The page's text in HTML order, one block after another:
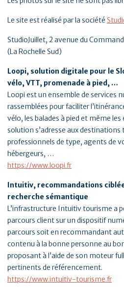
Le site est réalisé par la société
StudioJuillet, 2 avenue du
(La Rochelle Sud)
Loopi, solution digitale pour le
vélo, VTT, promenade à pied, …
Loopi est un ensemble de services
rassemblées pour faciliter
vélo, les balades à pied et même
solution s’adresse aux destinations
professionnels de type, agents de
hébergeurs, …
https://www.loopi.fr
Intuitiv, recommandations
recherche sémantique
L’infrastructure Intuitiv tourisme a
parcours client sur un dispositif
parcours soit en recommandant
contenu à la bonne personne au
proposant à l’aide de son moteur
pertinents de référencement.
https://www.intuitiv-tourisme.fr